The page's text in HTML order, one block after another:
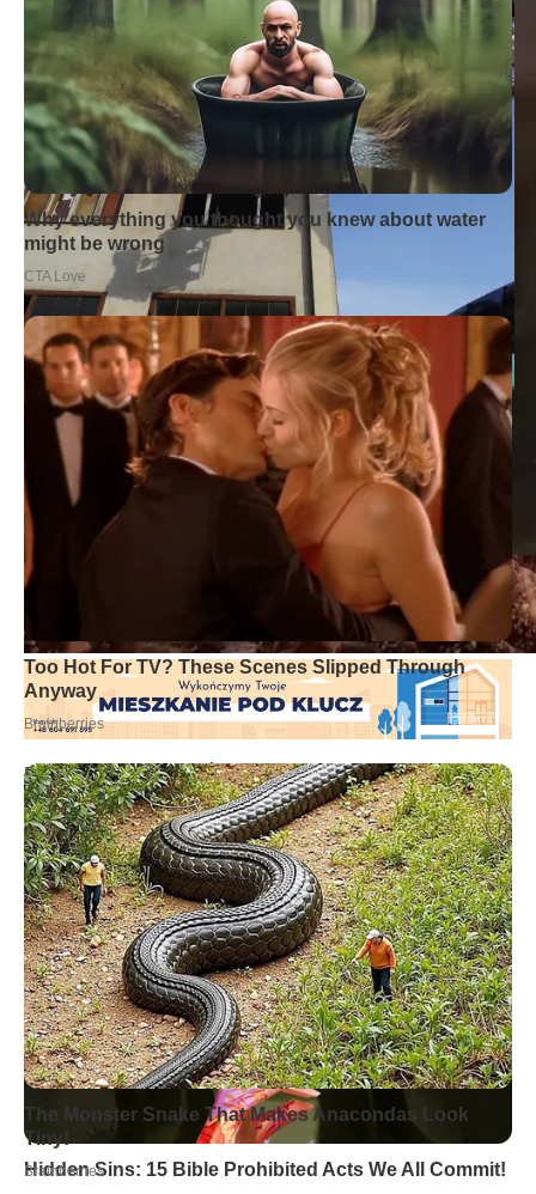
zdjęcia: OSP Skoki, KP PSP Wągrowiec
opracowanie: mł. ogn. Piotr Kaczmarek, oficer prasowy KP
PSP w Wągrowcu
KP PSP Oborniki
KP PSP Oborniki